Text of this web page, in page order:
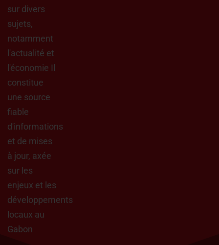
sur divers
sujets,
notamment
l'actualité et
l'économie Il
constitue
une source
fiable
d'informations
et de mises
à jour, axée
sur les
enjeux et les
développements
locaux au
Gabon